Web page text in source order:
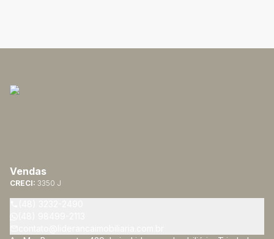
Vendas
CRECI: 3350 J